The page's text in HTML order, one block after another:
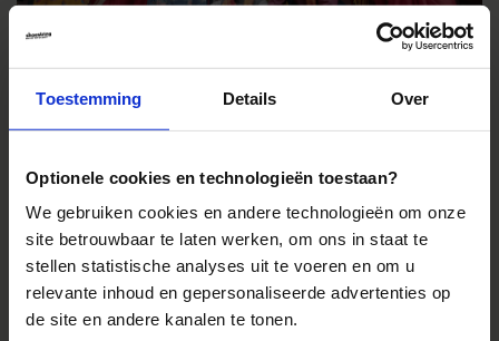
Toestemming Details Over
Optionele cookies en technologieën toestaan?
We gebruiken cookies en andere technologieën om onze
site betrouwbaar te laten werken, om ons in staat te
stellen statistische analyses uit te voeren en om u
relevante inhoud en gepersonaliseerde advertenties op
de site en andere kanalen te tonen.
ondersteunen, geld doneren of huizen bouwen, je kunt van alles
doen om ervoor te...
Lees meer